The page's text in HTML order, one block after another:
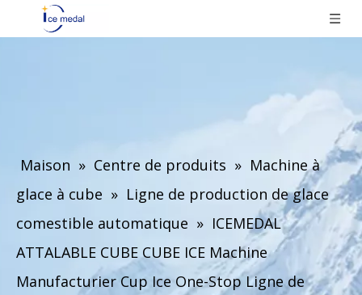
Maison » Centre de produits » Machine à
glace à cube » Ligne de production de glace
comestible automatique » ICEMEDAL
ATTALABLE CUBE CUBE ICE Machine
Manufacturier Cup Ice One-Stop Ligne de